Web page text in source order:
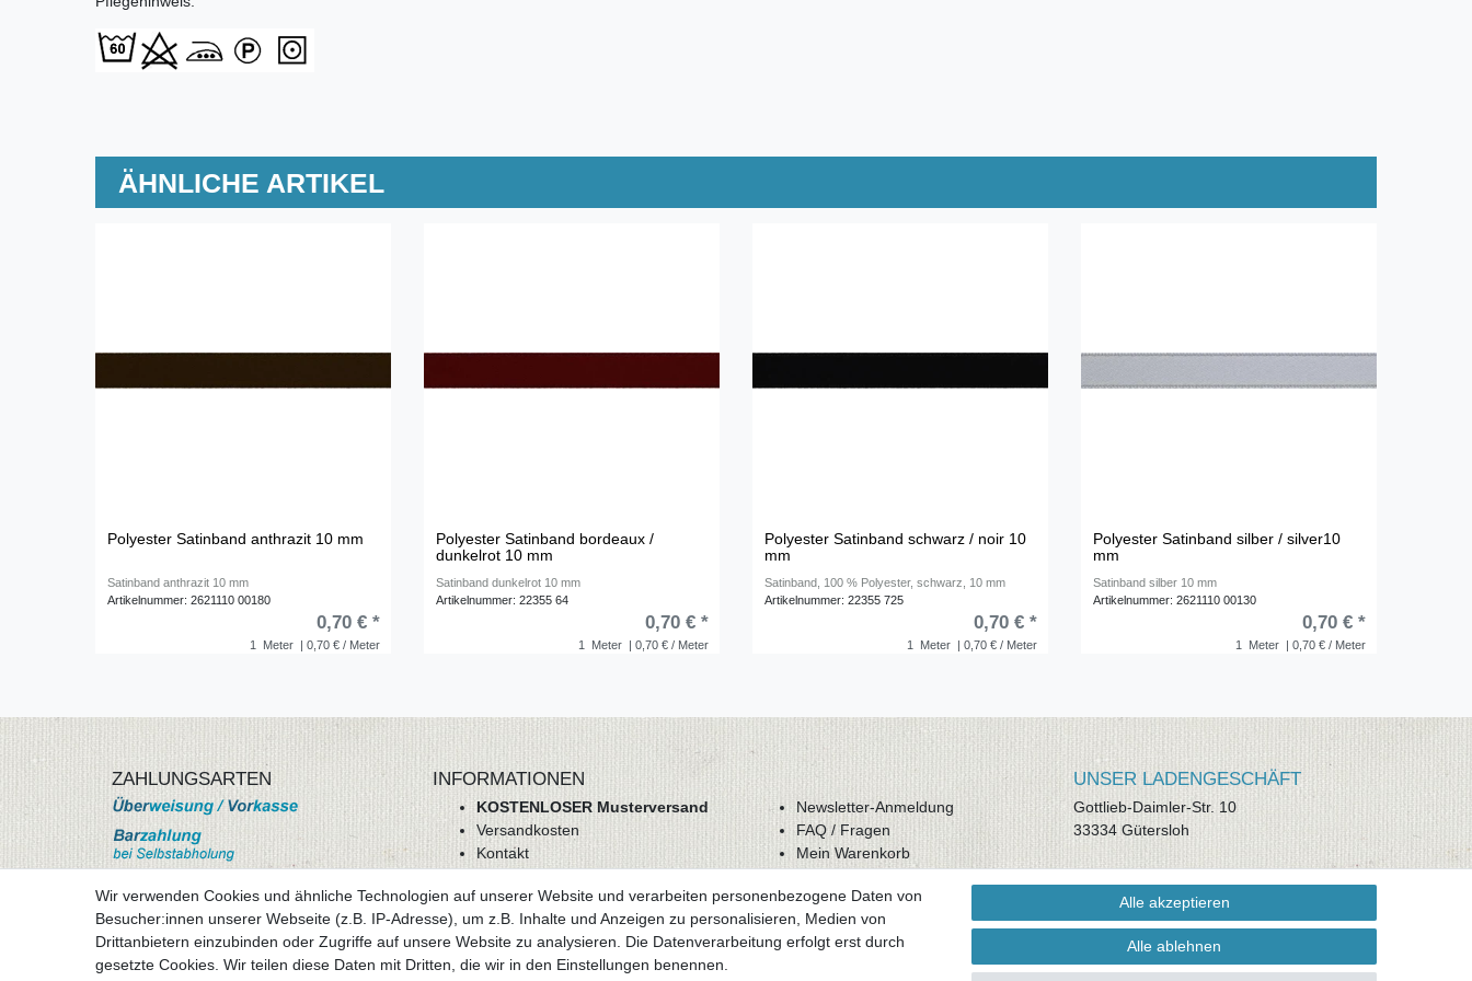
ÄHNLICHE ARTIKEL
Polyester Satinband anthrazit 10 mm
Satinband anthrazit 10 mm
Artikelnummer: 2621110 00180
1 Meter | 0,70 € / Meter
0,70 € *
Polyester Satinband bordeaux /
dunkelrot 10 mm
Satinband dunkelrot 10 mm
Artikelnummer: 22355 64
1 Meter | 0,70 € / Meter
0,70 € *
Polyester Satinband schwarz / noir 10
mm
Satinband, 100 % Polyester, schwarz, 10 mm
Artikelnummer: 22355 725
1 Meter | 0,70 € / Meter
0,70 € *
Polyester Satinband silber / silver10
mm
Satinband silber 10 mm
Artikelnummer: 2621110 00130
1 Meter | 0,70 € / Meter
0,70 € *
ZAHLUNGSARTEN
mehr Informationen
INFORMATIONEN
KOSTENLOSER Musterversand
Versandkosten
Kontakt
AGB
Datenschutz
Impressum
Newsletter-Anmeldung
FAQ / Fragen
Mein Warenkorb
Mein Konto
UNSER LADENGESCHÄFT
Gottlieb-Daimler-Str. 10
33334 Gütersloh
ÖFFNUNGSZEITEN
Montag - Dienstag: 8.00 - 18.00 Uhr,
Mittwoch Ruhetag, Donnerstag: 8.00 -
18.00 Uhr, Freitag 8.00 - 14.00 Uhr
Wir verwenden Cookies und ähnliche Technologien auf unserer Website und verarbeiten personenbezogene Daten von
Besucher:innen unserer Webseite (z.B. IP-Adresse), um z.B. Inhalte und Anzeigen zu personalisieren, Medien von
Drittanbietern einzubinden oder Zugriffe auf unsere Website zu analysieren. Die Datenverarbeitung erfolgt erst durch
gesetzte Cookies. Wir teilen diese Daten mit Dritten, die wir in den Einstellungen benennen.
Alle akzeptieren
Alle ablehnen